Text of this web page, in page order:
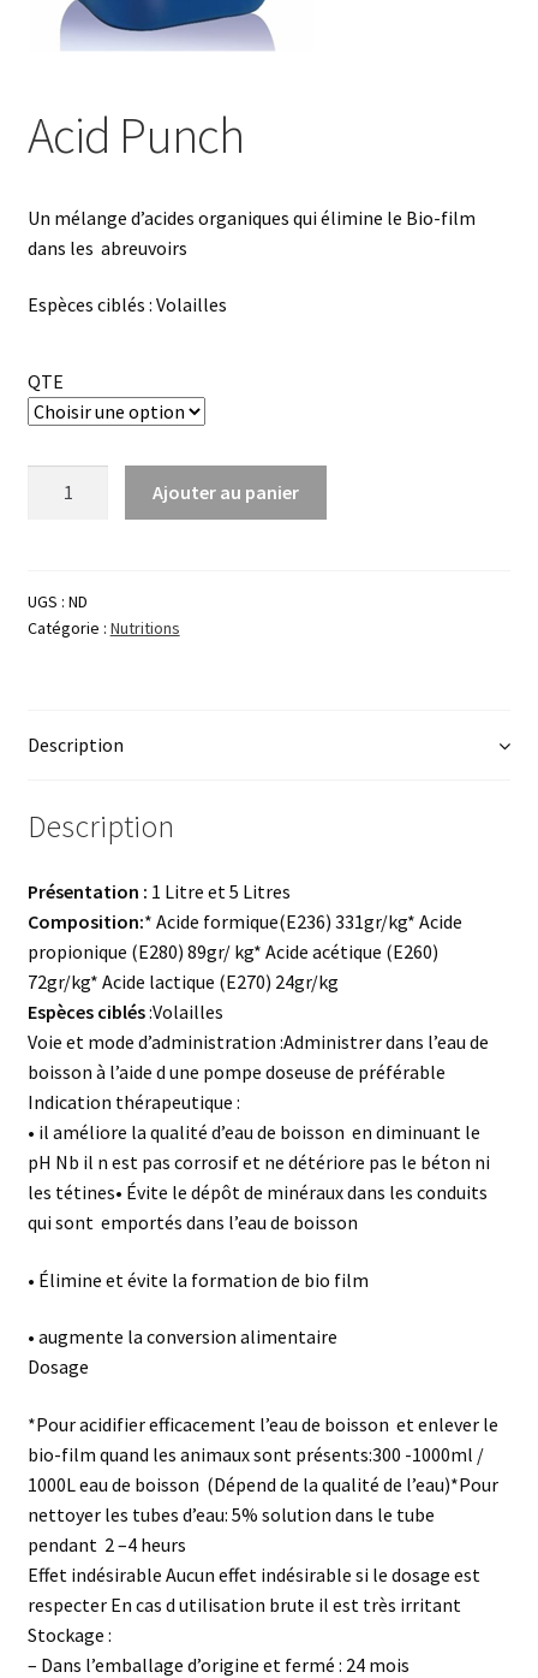
Nos produits
Panier
Acid Punch
Un mélange d’acides organiques qui élimine le Bio-film
dans les abreuvoirs
Espèces ciblés : Volailles
QTE
Ajouter au panier
UGS : ND
Catégorie : Nutritions
Description
Description
Présentation : 1 Litre et 5 Litres
Composition:* Acide formique(E236) 331gr/kg* Acide
propionique (E280) 89gr/ kg* Acide acétique (E260)
72gr/kg* Acide lactique (E270) 24gr/kg
Espèces ciblés:Volailles
Voie et mode d’administration :Administrer dans l’eau de
boisson à l’aide d une pompe doseuse de préférable
Indication thérapeutique :
• il améliore la qualité d’eau de boisson en diminuant le
pH Nb il n est pas corrosif et ne détériore pas le béton ni
les tétines• Évite le dépôt de minéraux dans les conduits
qui sont emportés dans l’eau de boisson
• Élimine et évite la formation de bio film
• augmente la conversion alimentaire
Dosage
*Pour acidifier efficacement l’eau de boisson et enlever le
bio-film quand les animaux sont présents:300 -1000ml /
1000L eau de boisson (Dépend de la qualité de l’eau)*Pour
nettoyer les tubes d’eau: 5% solution dans le tube
pendant 2 –4 heurs
Effet indésirable Aucun effet indésirable si le dosage est
respecter En cas d utilisation brute il est très irritant
Stockage :
– Dans l’emballage d’origine et fermé : 24 mois